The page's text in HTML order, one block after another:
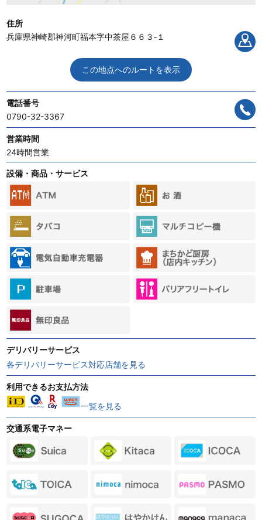
住所
兵庫県神崎郡神河町福本字中茶屋６６３‐１
この地点へのルートを表示
電話番号
0790-32-3367
営業時間
24時間営業
設備・商品・サービス
デリバリーサービス
各デリバリーサービス対応店舗を見る
利用できるお支払方法
一覧を見る
交通系電子マネー